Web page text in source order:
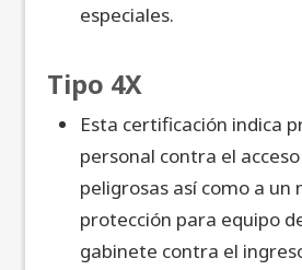
especiales.
Tipo 4X
Esta certificación indica
personal contra el
peligrosas así como a un
protección para equipo
gabinete contra el